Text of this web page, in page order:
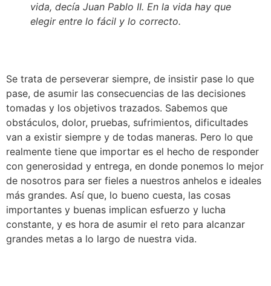
vida, decía Juan Pablo II. En la vida hay que
elegir entre lo fácil y lo correcto.
Se trata de perseverar siempre, de insistir pase lo que
pase, de asumir las consecuencias de las decisiones
tomadas y los objetivos trazados. Sabemos que
obstáculos, dolor, pruebas, sufrimientos, dificultades
van a existir siempre y de todas maneras. Pero lo que
realmente tiene que importar es el hecho de responder
con generosidad y entrega, en donde ponemos lo mejor
de nosotros para ser fieles a nuestros anhelos e ideales
más grandes. Así que, lo bueno cuesta, las cosas
importantes y buenas implican esfuerzo y lucha
constante, y es hora de asumir el reto para alcanzar
grandes metas a lo largo de nuestra vida.